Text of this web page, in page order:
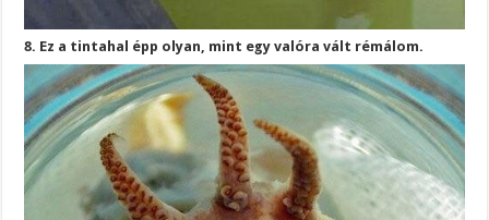
8. Ez a tintahal épp olyan, mint egy valóra vált rémálom.